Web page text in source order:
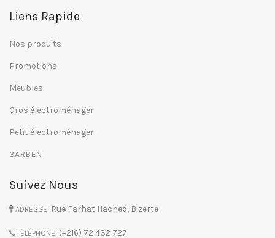
Liens Rapide
Nos produits
Promotions
Meubles
Gros électroménager
Petit électroménager
3ARBEN
Suivez Nous
ADRESSE: Rue Farhat Hached, Bizerte
TÉLÉPHONE: (+216) 72 432 727